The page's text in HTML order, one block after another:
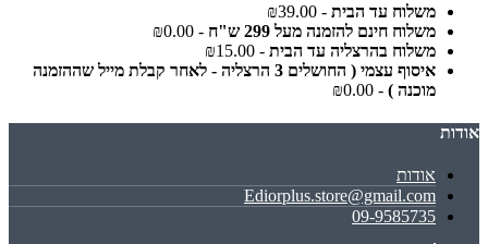
משלוח עד הבית - ₪39.00
משלוח חינם להזמנה מעל 299 ש"ח
- ₪0.00
משלוח בהרצליה עד הבית - ₪15.00
איסוף עצמי ( החושלים 3 הרצליה - לאחר קבלת מייל שההזמנה
מוכנה ) - ₪0.00
אודות
אודות
Ediorplus.store@gmail.com
09-9585735